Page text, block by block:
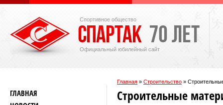
Спортивное общество
Официальный юбилейный сайт
Главная » Строительство »
ГЛАВНАЯ
Строительные